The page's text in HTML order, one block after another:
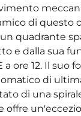
di questo
quadrante
e dalla sua
a ore 12. Il suo
di
di una
offre